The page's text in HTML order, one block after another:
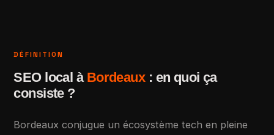
DÉFINITION
SEO local à Bordeaux: en quoi ça
consiste ?
Bordeaux conjugue un écosystème tech en pleine